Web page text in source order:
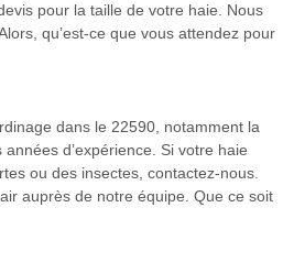
pour la taille de votre haie. Nous
qu’est-ce que vous attendez pour
dans le 22590, notamment la
d’expérience. Si votre haie
ou des insectes, contactez-nous.
auprès de notre équipe. Que ce soit